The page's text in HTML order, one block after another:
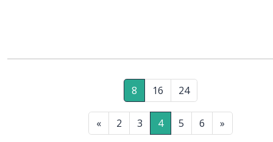
8 16 24
« 2 3 4 5 6 »